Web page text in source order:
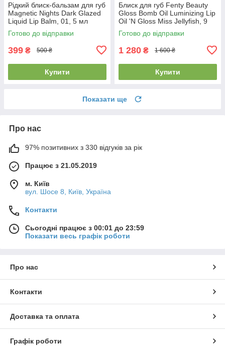
Рідкий блиск-бальзам для губ
Magnetic Nights Dark Glazed
Liquid Lip Balm, 01, 5 мл
Готово до відправки
399 ₴ 500 ₴
Купити
Блиск для губ Fenty Beauty
Gloss Bomb Oil Luminizing Lip
Oil 'N Gloss Miss Jellyfish, 9
мл
Готово до відправки
1 280 ₴ 1 600 ₴
Купити
Показати ще
Про нас
97% позитивних з 330 відгуків за рік
Працює з 21.05.2019
м. Київ
вул. Шосе 8, Київ, Україна
Контакти
Сьогодні працює з 00:01 до 23:59
Показати весь графік роботи
Про нас
Контакти
Доставка та оплата
Графік роботи